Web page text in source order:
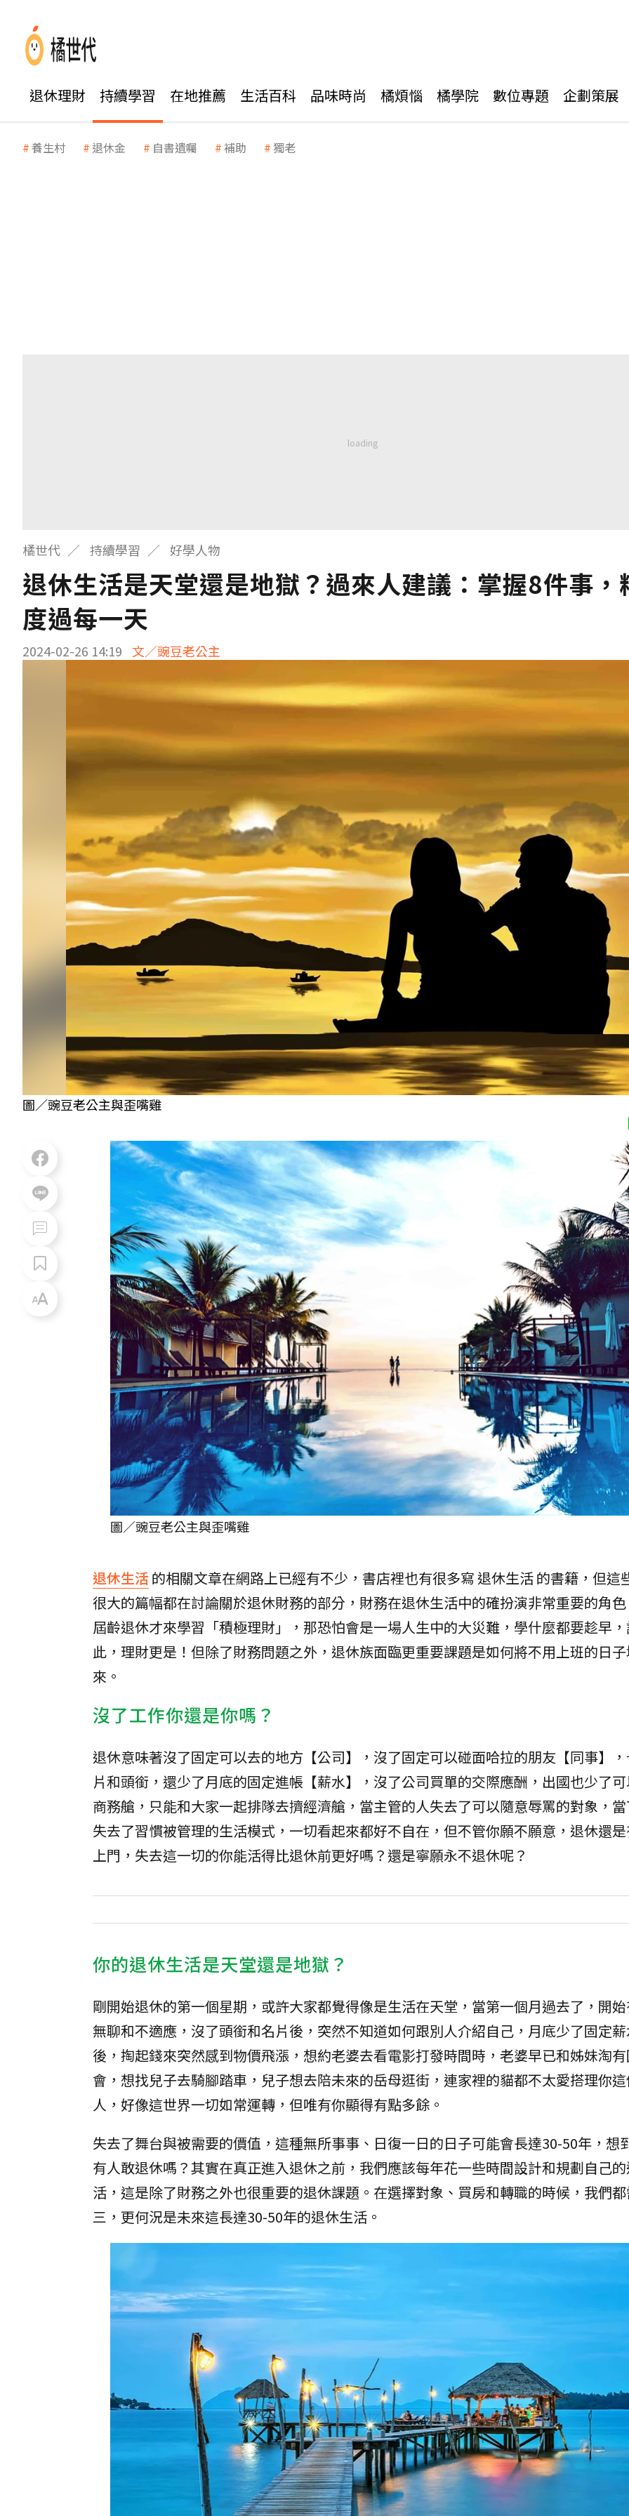
退休理財 持續學習 在地推薦 生活百科 品味時尚 橘煩惱 橘學院 數位專題 企劃策展
養生村 退休金 自書遺囑 補助 獨老
橘世代 持續學習 好學人物
退休生活是天堂還是地獄？過來人建議：掌握8件事，
度過每一天
2024-02-26 14:19 文／豌豆老公主
圖／豌豆老公主與歪嘴雞
圖／豌豆老公主與歪嘴雞
退休生活的相關文章在網路上已經有不少，書店裡也有很多寫 退休生活 的書籍，但這
很大的篇幅都在討論關於退休財務的部分，財務在退休生活中的確扮演非常重要的角
屆齡退休才來學習「積極理財」，那恐怕會是一場人生中的大災難，學什麼都要趁早
此，理財更是！但除了財務問題之外，退休族面臨更重要課題是如何將不用上班的日
來。
沒了工作你還是你嗎？
退休意味著沒了固定可以去的地方【公司】，沒了固定可以碰面哈拉的朋友【同事】
片和頭銜，還少了月底的固定進帳【薪水】，沒了公司買單的交際應酬，出國也少了
商務艙，只能和大家一起排隊去擠經濟艙，當主管的人失去了可以隨意辱罵的對象，
失去了習慣被管理的生活模式，一切看起來都好不自在，但不管你願不願意，退休還
上門，失去這一切的你能活得比退休前更好嗎？還是寧願永不退休呢？
你的退休生活是天堂還是地獄？
剛開始退休的第一個星期，或許大家都覺得像是生活在天堂，當第一個月過去了，開
無聊和不適應，沒了頭銜和名片後，突然不知道如何跟別人介紹自己，月底少了固定
後，掏起錢來突然感到物價飛漲，想約老婆去看電影打發時間時，老婆早已和姊妹淘
會，想找兒子去騎腳踏車，兒子想去陪未來的岳母逛街，連家裡的貓都不太愛搭理你
人，好像這世界一切如常運轉，但唯有你顯得有點多餘。
失去了舞台與被需要的價值，這種無所事事、日復一日的日子可能會長達30-50年，想
有人敢退休嗎？其實在真正進入退休之前，我們應該每年花一些時間設計和規劃自己
活，這是除了財務之外也很重要的退休課題。在選擇對象、買房和轉職的時候，我們
三，更何況是未來這長達30-50年的退休生活。